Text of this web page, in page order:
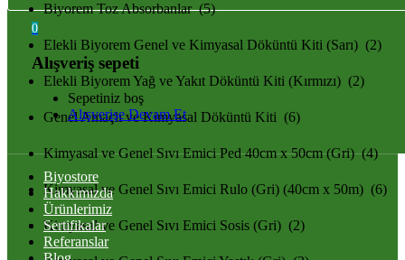
Biyorem Toz Absorbanlar (5)
Elekli Biyorem Genel ve Kimyasal Döküntü Kiti (Sarı) (2)
Elekli Biyorem Yağ ve Yakıt Döküntü Kiti (Kırmızı) (2)
Genel Amaçlı ve Kimyasal Döküntü Kiti (6)
Kimyasal ve Genel Sıvı Emici Ped 40cm x 50cm (Gri) (4)
Kimyasal ve Genel Sıvı Emici Rulo (Gri) (40cm x 50m) (6)
Kimyasal ve Genel Sıvı Emici Sosis (Gri) (2)
0
Alışveriş sepeti
Sepetiniz boş
Alışverişe Devam Et
Biyostore
Hakkımızda
Ürünlerimiz
Sertifikalar
Referanslar